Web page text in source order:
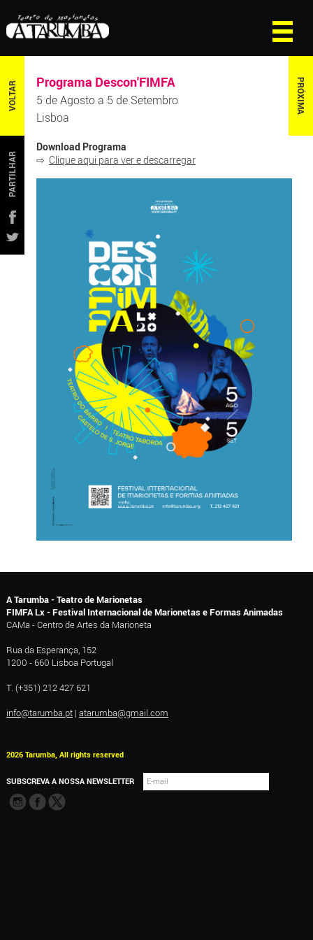
VOLTAR PRÓXIMA
PARTILHAR
Programa Descon'FIMFA
5 de Agosto a 5 de Setembro
Lisboa
Download Programa
⇨ Clique aqui para ver e descarregar
A Tarumba - Teatro de Marionetas
FIMFA Lx - Festival Internacional de Marionetas e Formas Animadas
CAMa - Centro de Artes da Marioneta
Rua da Esperança, 152
1200 - 660 Lisboa Portugal
T. (+351) 212 427 621
info@tarumba.pt| atarumba@gmail.com
2026 Tarumba, All rights reserved
SUBSCREVA A NOSSA NEWSLETTER